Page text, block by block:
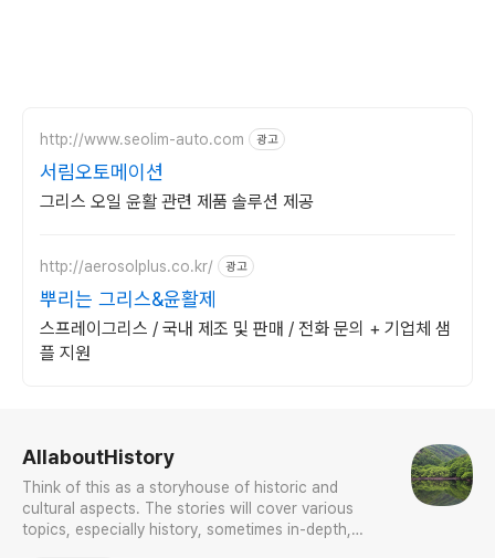
http://www.seolim-auto.com 광고
서림오토메이션
그리스 오일 윤활 관련 제품 솔루션 제공
http://aerosolplus.co.kr/ 광고
뿌리는 그리스&윤활제
스프레이그리스 / 국내 제조 및 판매 / 전화 문의 + 기업체 샘
플 지원
AllaboutHistory
Think of this as a storyhouse of historic and
cultural aspects. The stories will cover various
topics, especially history, sometimes in-depth,